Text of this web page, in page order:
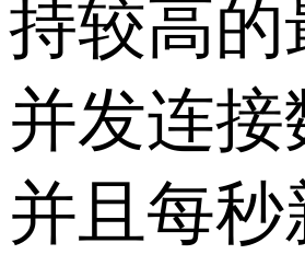
持较高的
并发连接
并且每秒